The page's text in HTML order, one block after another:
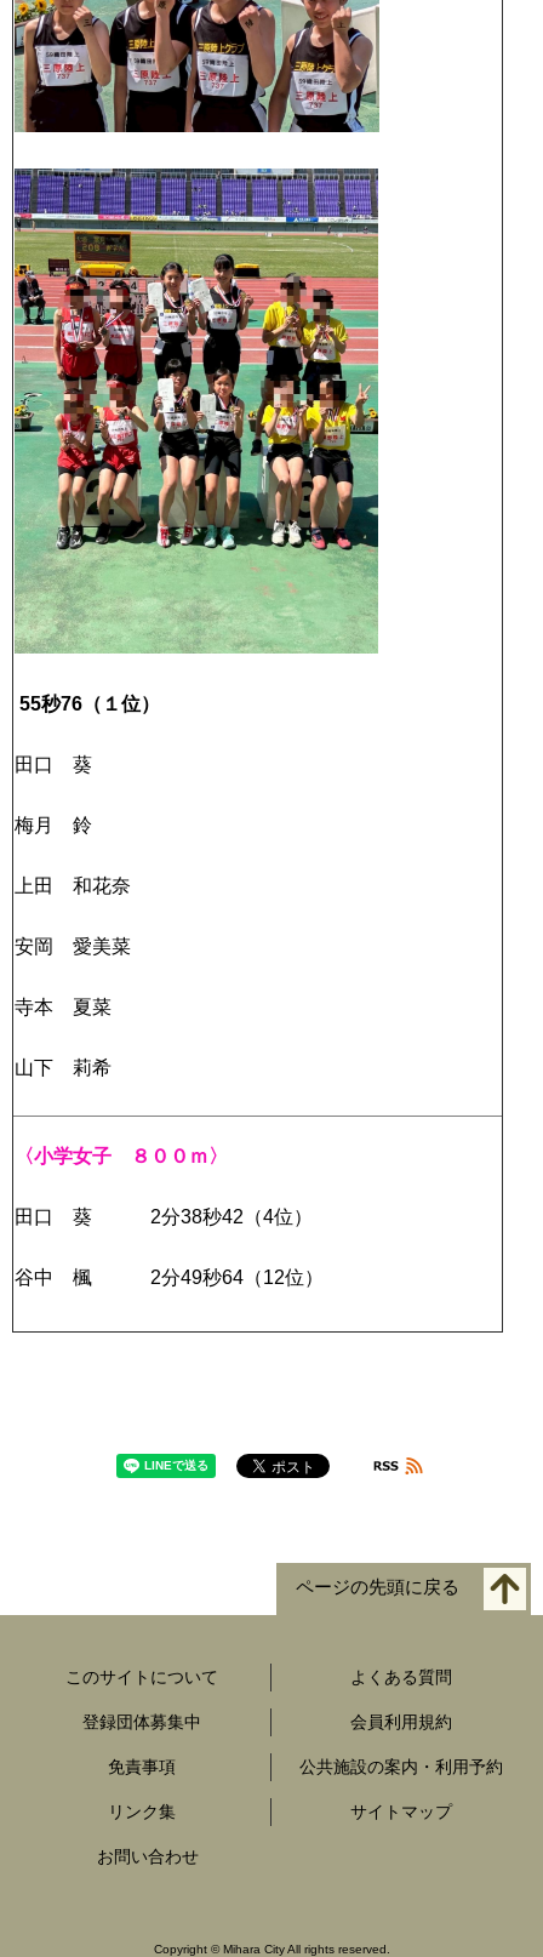
55秒76（１位）
田口 葵
梅月 鈴
上田 和花奈
安岡 愛美菜
寺本 夏菜
山下 莉希
〈小学女子 ８００ｍ〉
田口 葵 2分38秒42（4位）
谷中 楓 2分49秒64（12位）
ページの先頭に戻る
このサイトについて よくある質問
登録団体募集中 会員利用規約
免責事項 公共施設の案内・利用予約
リンク集 サイトマップ
お問い合わせ
Copyright ©Mihara City All rights reserved.